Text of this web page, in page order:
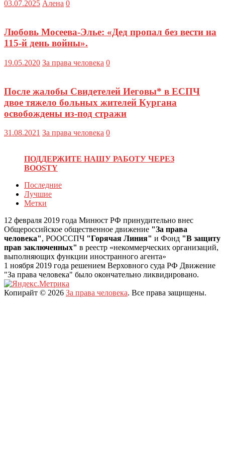
03.07.2025 Алена 0
Любовь Мосеева-Элье: «Дед пропал без вести на
115-й день войны».
19.05.2020 За права человека 0
После жалобы Свидетелей Иеговы* в ЕСПЧ
двое тяжело больных жителей Кургана
освобождены из-под стражи
31.08.2021 За права человека 0
ПОДДЕРЖИТЕ НАШУ РАБОТУ ЧЕРЕЗ
BOOSTY
Последние
Лучшие
Метки
12 февраля 2019 года Минюст РФ принудительно внес
Общероссийское общественное движение "За права
человека", РООССПЧ "Горячая Линия" и Фонд "В защиту
прав заключенных" в реестр «некоммерческих организаций,
выполняющих функции иностранного агента»
1 ноября 2019 года решением Верховного суда РФ Движение
"За права человека" было окончательно ликвидировано.
Копирайт © 2026 За права человека. Все права защищены.